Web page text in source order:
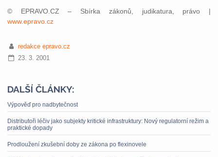
© EPRAVO.CZ – Sbírka zákonů, judikatura, právo |
www.epravo.cz
redakce epravo.cz
23. 3. 2001
DALŠÍ ČLÁNKY:
Výpověď pro nadbytečnost
Distributoři léčiv jako subjekty kritické infrastruktury: Nový regulatorní režim a
praktické dopady
Prodloužení zkušební doby ze zákona po flexinovele